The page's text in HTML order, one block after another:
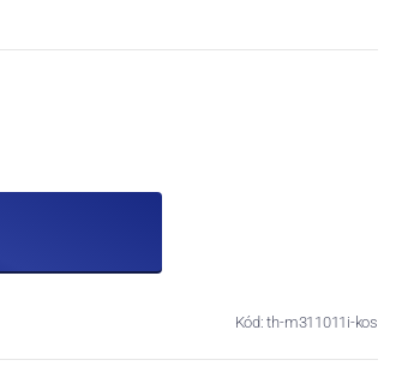
Kód: th-m311011i-kos